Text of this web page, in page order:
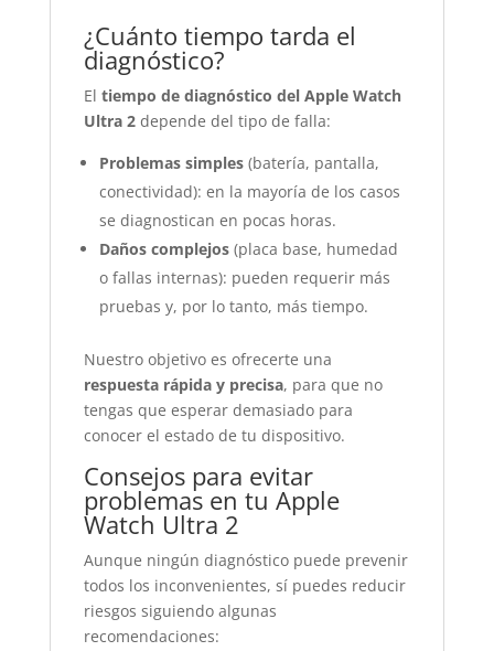
¿Cuánto tiempo tarda el
diagnóstico?
El tiempo de diagnóstico del Apple Watch
Ultra 2depende del tipo de falla:
Problemas simples(batería, pantalla,
conectividad): en la mayoría de los casos
se diagnostican en pocas horas.
Daños complejos(placa base, humedad
o fallas internas): pueden requerir más
pruebas y, por lo tanto, más tiempo.
Nuestro objetivo es ofrecerte una
respuesta rápida y precisa, para que no
tengas que esperar demasiado para
conocer el estado de tu dispositivo.
Consejos para evitar
problemas en tu Apple
Watch Ultra 2
Aunque ningún diagnóstico puede prevenir
todos los inconvenientes, sí puedes reducir
riesgos siguiendo algunas
recomendaciones: